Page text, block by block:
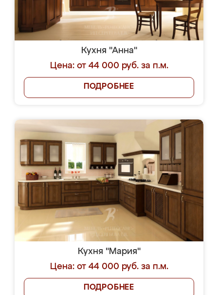
Кухня "Анна"
Цена: от 44 000 руб. за п.м.
ПОДРОБНЕЕ
Кухня "Мария"
Цена: от 44 000 руб. за п.м.
ПОДРОБНЕЕ